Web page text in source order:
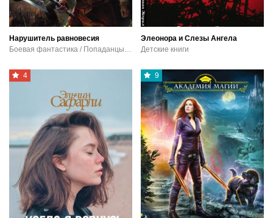
Нарушитель равновесия
Боевая фантастика / Попаданцы / Фэнтези
Элеонора и Слезы Ангела
Детские книги
4 9